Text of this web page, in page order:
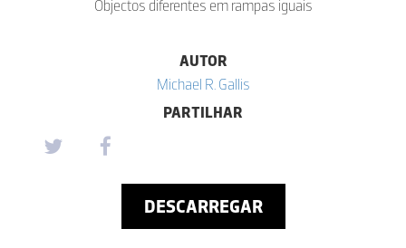
Objectos diferentes em rampas iguais
AUTOR
Michael R. Gallis
PARTILHAR
DESCARREGAR